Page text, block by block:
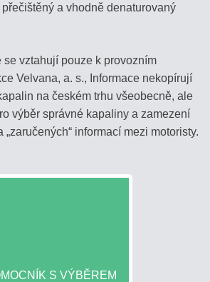
a vhodně denaturovaný
se vztahují pouze k provozním
Velvana, a. s., Informace nekopírují
na českém trhu všeobecně, ale
výběr správné kapaliny a zamezení
informací mezi motoristy.
S VÝBĚREM